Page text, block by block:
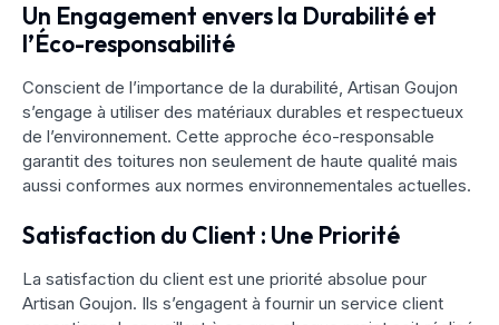
Un Engagement envers la Durabilité et
l’Éco-responsabilité
Conscient de l’importance de la durabilité, Artisan Goujon
s’engage à utiliser des matériaux durables et respectueux
de l’environnement. Cette approche éco-responsable
garantit des toitures non seulement de haute qualité mais
aussi conformes aux normes environnementales actuelles.
Satisfaction du Client : Une Priorité
La satisfaction du client est une priorité absolue pour
Artisan Goujon. Ils s’engagent à fournir un service client